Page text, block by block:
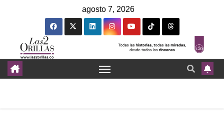
agosto 7, 2026